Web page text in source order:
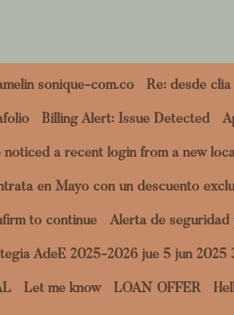
sonique-com.co Re: desde
Billing Alert: Issue Detected
noticed a recent login from a new
en Mayo con un descuento
to continue Alerta de seguridad
AdeE 2025-2026 jue 5 jun 2025
Let me know LOAN OFFER